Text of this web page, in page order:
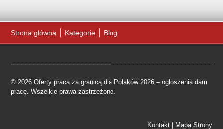
Strona główna Kategorie Blog
© 2026 Oferty praca za granicą dla Polaków 2026 – ogłoszenia dam
pracę. Wszelkie prawa zastrzeżone.
Kontakt| Mapa Strony